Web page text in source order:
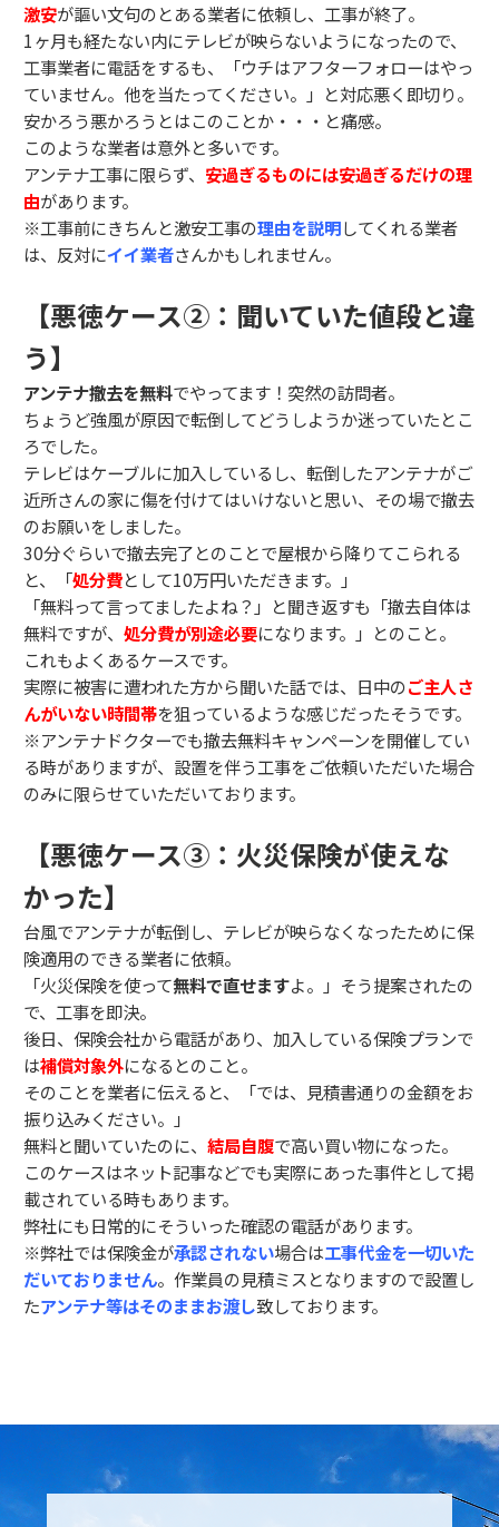
激安が謳い文句のとある業者に依頼し、工事が終了。
1ヶ月も経たない内にテレビが映らないようになったので、
工事業者に電話をするも、「ウチはアフターフォローはやっ
ていません。他を当たってください。」と対応悪く即切り。
安かろう悪かろうとはこのことか・・・と痛感。
このような業者は意外と多いです。
アンテナ工事に限らず、 安過ぎるものには安過ぎるだけの理
由があります。
※工事前にきちんと激安工事の理由を説明してくれる業者
は、反対にイイ業者さんかもしれません。
【悪徳ケース②：聞いていた値段と違
う】
アンテナ撤去を無料でやってます！突然の訪問者。
ちょうど強風が原因で転倒してどうしようか迷っていたとこ
ろでした。
テレビはケーブルに加入しているし、転倒したアンテナがご
近所さんの家に傷を付けてはいけないと思い、その場で撤去
のお願いをしました。
30分ぐらいで撤去完了とのことで屋根から降りてこられる
と、「処分費として10万円いただきます。」
「無料って言ってましたよね？」と聞き返すも「撤去自体は
無料ですが、 処分費が別途必要になります。」とのこと。
これもよくあるケースです。
実際に被害に遭われた方から聞いた話では、日中のご主人さ
んがいない時間帯を狙っているような感じだったそうです。
※アンテナドクターでも撤去無料キャンペーンを開催してい
る時がありますが、設置を伴う工事をご依頼いただいた場合
のみに限らせていただいております。
【悪徳ケース③：火災保険が使えな
かった】
台風でアンテナが転倒し、テレビが映らなくなったために保
険適用のできる業者に依頼。
「火災保険を使って無料で直せますよ。」そう提案されたの
で、工事を即決。
後日、保険会社から電話があり、加入している保険プランで
は補償対象外になるとのこと。
そのことを業者に伝えると、「では、見積書通りの金額をお
振り込みください。」
無料と聞いていたのに、 結局自腹で高い買い物になった。
このケースはネット記事などでも実際にあった事件として掲
載されている時もあります。
弊社にも日常的にそういった確認の電話があります。
※弊社では保険金が承認されない場合は工事代金を一切いた
だいておりません。作業員の見積ミスとなりますので設置し
たアンテナ等はそのままお渡し致しております。